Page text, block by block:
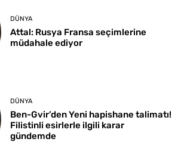
DÜNYA
Attal: Rusya Fransa seçimlerine
müdahale ediyor
DÜNYA
Ben-Gvir’den Yeni hapishane talimatı!
Filistinli esirlerle ilgili karar
gündemde